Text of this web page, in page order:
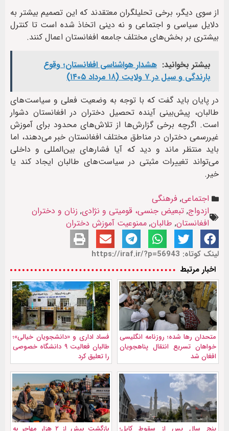
از سوی دیگر، برخی تحلیلگران معتقدند که این تصمیم بیشتر به
دلایل سیاسی و اجتماعی و نه دینی اتخاذ شده است تا کنترل
بیشتری بر بخش‌های مختلف جامعه افغانستان اعمال کنند.
بیشتر بخوانید: هشدار هواشناسی افغانستان؛ وقوع
بارندگی و سیل در ۷ ولایت (۱۸ مرداد ۱۴۰۵)
در پایان باید گفت که با توجه به وضعیت فعلی و سیاست‌های
طالبان، پیش‌بینی آینده تحصیل دختران در افغانستان دشوار
است. اگرچه برخی گزارش‌ها از تلاش‌های محدود برای آموزش
غیررسمی دختران در مناطق مختلف افغانستان خبر می‌دهند، اما
باید منتظر ماند و دید که آیا فشارهای بین‌المللی و داخلی
می‌تواند تغییرات مثبتی در سیاست‌های طالبان ایجاد کند یا
خیر.
اجتماعی, فرهنگی
ازدواج, تبعیض جنسی، قومیتی و نژادی, زنان و دختران
افغانستان, طالبان, ممنوعیت آموزش دختران
لینک کوتاه: https://iraf.ir/?p=56943
اخبار مرتبط
متحدان رها شده؛ روزنامه انگلیسی
خواهان تسریع انتقال پناهجویان
افغان شد
فساد اداری و «دانشجویان خیالی»؛
طالبان فعالیت ۹ دانشگاه خصوصی
را تعلیق کرد